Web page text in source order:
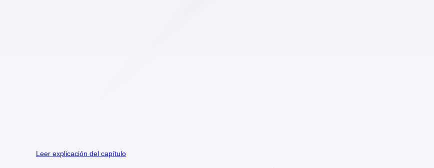
Leer explicación del capítulo